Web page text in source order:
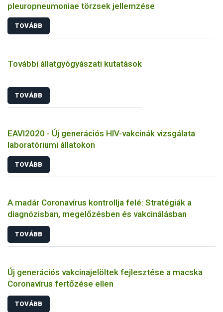
pleuropneumoniae törzsek jellemzése
TOVÁBB
További állatgyógyászati kutatások
TOVÁBB
EAVI2020 - Új generációs HIV-vakcinák vizsgálata
laboratóriumi állatokon
TOVÁBB
A madár Coronavírus kontrollja felé: Stratégiák a
diagnózisban, megelőzésben és vakcinálásban
TOVÁBB
Új generációs vakcinajelöltek fejlesztése a macska
Coronavírus fertőzése ellen
TOVÁBB